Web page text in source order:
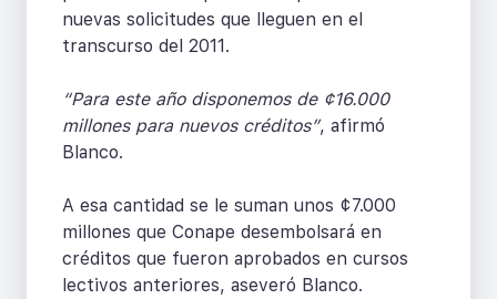
nuevas solicitudes que lleguen en el
transcurso del 2011.
“Para este año disponemos de ¢16.000
millones para nuevos créditos”, afirmó
Blanco.
A esa cantidad se le suman unos ¢7.000
millones que Conape desembolsará en
créditos que fueron aprobados en cursos
lectivos anteriores, aseveró Blanco.